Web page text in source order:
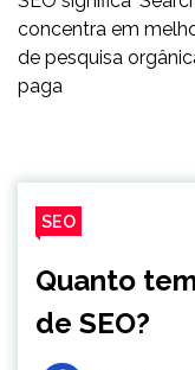
concentra em
de pesquisa
paga
SEO
Quanto
de SEO?